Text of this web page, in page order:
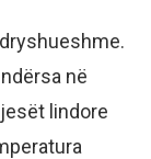
në
lindore